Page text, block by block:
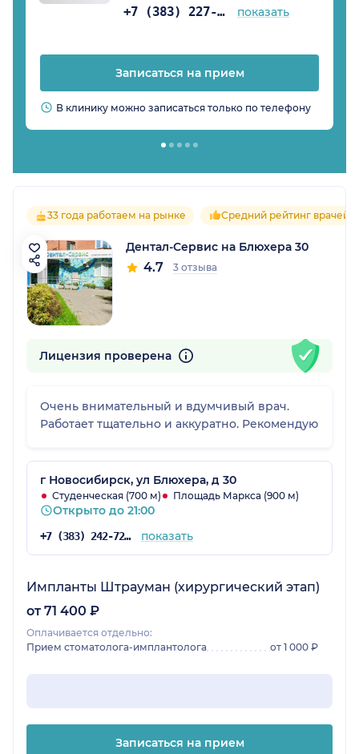
+7 (383) 227-89-47 показать
Записаться на прием
В клинику можно записаться только по телефону
33 года работаем на рынке Средний рейтинг врачей
Дентал-Сервис на Блюхера 30
4.7 3 отзыва
Лицензия проверена
Очень внимательный и вдумчивый врач.
Работает тщательно и аккуратно. Рекомендую
г Новосибирск, ул Блюхера, д 30
Студенческая (700 м) Площадь Маркса (900 м)
Открыто до 21:00
+7 (383) 242-72-16 показать
Импланты Штрауман (хирургический этап)
от 71 400 ₽
Оплачивается отдельно:
Прием стоматолога-имплантолога
от 1 000 ₽
Записаться на прием